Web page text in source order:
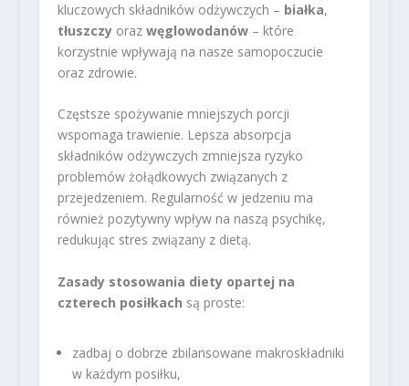
kluczowych składników odżywczych – białka,
tłuszczyoraz węglowodanów– które
korzystnie wpływają na nasze samopoczucie
oraz zdrowie.
Częstsze spożywanie mniejszych porcji
wspomaga trawienie. Lepsza absorpcja
składników odżywczych zmniejsza ryzyko
problemów żołądkowych związanych z
przejedzeniem. Regularność w jedzeniu ma
również pozytywny wpływ na naszą psychikę,
redukując stres związany z dietą.
Zasady stosowania diety opartej na
czterech posiłkach są proste:
zadbaj o dobrze zbilansowane makroskładniki
w każdym posiłku,